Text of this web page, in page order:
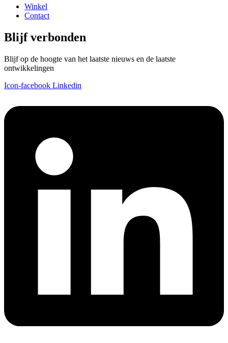
Winkel
Contact
Blijf verbonden
Blijf op de hoogte van het laatste nieuws en de laatste
ontwikkelingen
Icon-facebook Linkedin